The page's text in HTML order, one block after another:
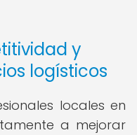
y
logísticos
locales en
a mejorar